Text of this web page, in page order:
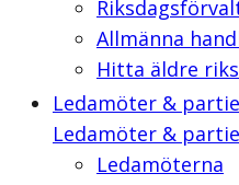
Allmänna
Hitta äldre
Ledamöter &
Ledamöter &
Ledamöterna